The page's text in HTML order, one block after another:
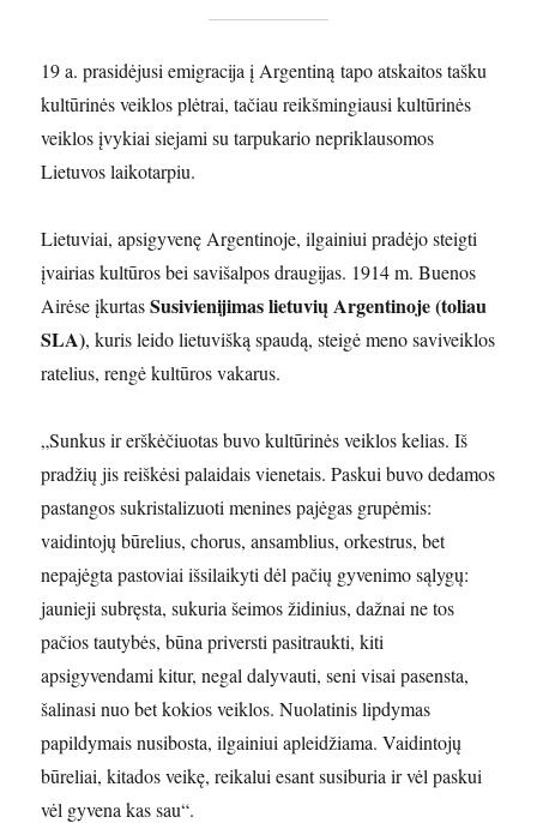
19 a. prasidėjusi emigracija į Argentiną tapo atskaitos tašku
kultūrinės veiklos plėtrai, tačiau reikšmingiausi kultūrinės
veiklos įvykiai siejami su tarpukario nepriklausomos
Lietuvos laikotarpiu.
Lietuviai, apsigyvenę Argentinoje, ilgainiui pradėjo steigti
įvairias kultūros bei savišalpos draugijas. 1914 m. Buenos
Airėse įkurtasSusivienijimas lietuvių Argentinoje (toliau
SLA), kuris leido lietuvišką spaudą, steigė meno saviveiklos
ratelius, rengė kultūros vakarus.
„Sunkus ir erškėčiuotas buvo kultūrinės veiklos kelias. Iš
pradžių jis reiškėsi palaidais vienetais. Paskui buvo dedamos
pastangos sukristalizuoti menines pajėgas grupėmis:
vaidintojų būrelius, chorus, ansamblius, orkestrus, bet
nepajėgta pastoviai išsilaikyti dėl pačių gyvenimo sąlygų:
jaunieji subręsta, sukuria šeimos židinius, dažnai ne tos
pačios tautybės, būna priversti pasitraukti, kiti
apsigyvendami kitur, negal dalyvauti, seni visai pasensta,
šalinasi nuo bet kokios veiklos. Nuolatinis lipdymas
papildymais nusibosta, ilgainiui apleidžiama. Vaidintojų
būreliai, kitados veikę, reikalui esant susiburia ir vėl paskui
vėl gyvena kas sau“.